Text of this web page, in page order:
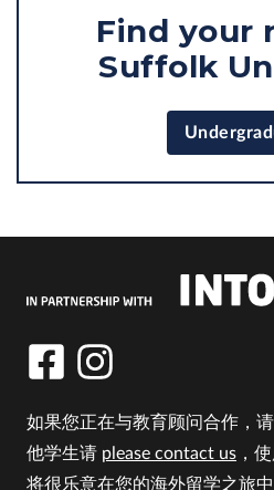
Find your
Suffolk
如果您正在与教育顾问合作，
他学生请 please contact us ，
将很乐意在您的海外留学之旅中